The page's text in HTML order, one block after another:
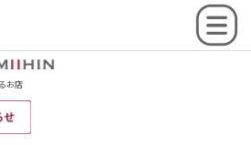
お店